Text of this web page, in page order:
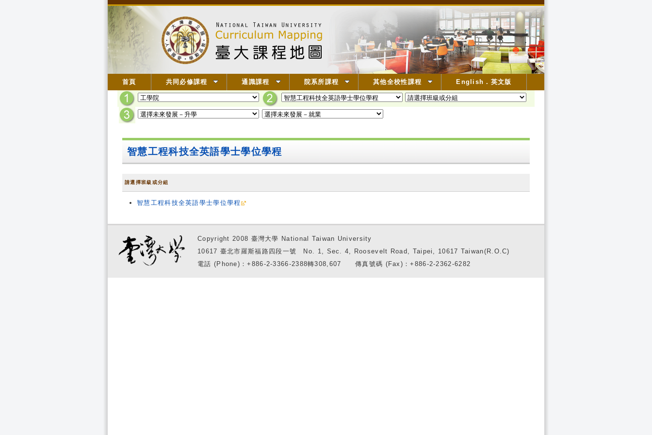
首頁 共同必修課程 通識課程 院系所課程 其他全校性課程 English．英文版
智慧工程科技全英語學士學位學程
請選擇班級或分組
智慧工程科技全英語學士學位學程
Copyright 2008 臺灣大學 National Taiwan University
10617 臺北市羅斯福路四段一號 No. 1, Sec. 4, Roosevelt Road, Taipei, 10617 Taiwan(R.O.C)
電話 (Phone)：+886-2-3366-2388轉308,607 傳真號碼 (Fax)：+886-2-2362-6282